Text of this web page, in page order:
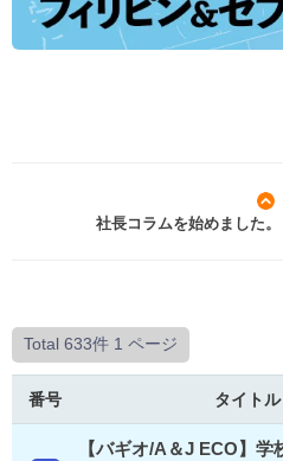
社長コラムを始めました。
Total 633件 1 ページ
番号 タイトル
【バギオ/A＆J ECO】学